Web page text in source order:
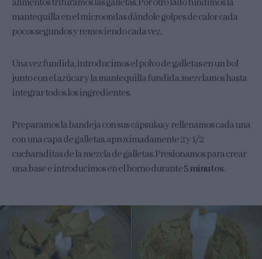
alimentos trituramos las galletas. Por otro lado fundimos la
mantequilla en el microondas dándole golpes de calor cada
pocos segundos y removiendo cada vez.
Una vez fundida, introducimos el polvo de galletas en un bol
junto con el azúcar y la mantequilla fundida, mezclamos hasta
integrar todos los ingredientes.
Preparamos la bandeja con sus cápsulas y rellenamos cada una
con una capa de galletas, aproximadamente 2 y 1/2
cucharaditas de la mezcla de galletas. Presionamos para crear
una base e introducimos en el horno durante5 minutos.